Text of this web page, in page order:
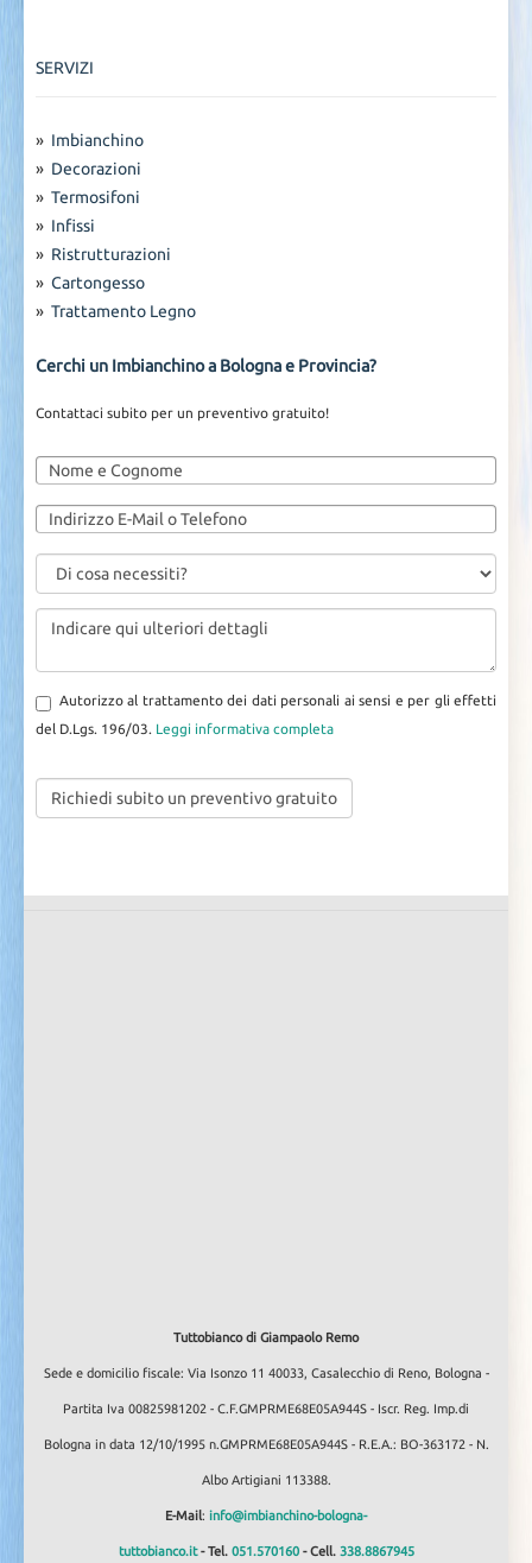
SERVIZI
» Imbianchino
» Decorazioni
» Termosifoni
» Infissi
» Ristrutturazioni
» Cartongesso
» Trattamento Legno
Cerchi un Imbianchino a Bologna e Provincia?
Contattaci subito per un preventivo gratuito!
Autorizzo al trattamento dei dati personali ai sensi e per gli effetti
del D.Lgs. 196/03. Leggi informativa completa
Tuttobianco di Giampaolo Remo
Sede e domicilio fiscale: Via Isonzo 11 40033, Casalecchio di Reno, Bologna -
Partita Iva 00825981202 - C.F.GMPRME68E05A944S - Iscr. Reg. Imp.di
Bologna in data 12/10/1995 n.GMPRME68E05A944S - R.E.A.: BO-363172 - N.
Albo Artigiani 113388.
E-Mail: info@imbianchino-bologna-
tuttobianco.it- Tel. 051.570160- Cell. 338.8867945